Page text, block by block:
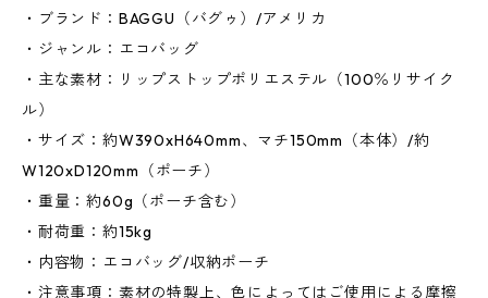
・ブランド：BAGGU（バグゥ）/アメリカ
・ジャンル：エコバッグ
・主な素材：リップストップポリエステル（100％リサイク
ル）
・サイズ：約W390xH640mm、マチ150mm（本体）/約
W120xD120mm（ポーチ）
・重量：約60g（ポーチ含む）
・耐荷重：約15kg
・内容物：エコバッグ/収納ポーチ
・注意事項：素材の特製上、色によってはご使用による摩擦